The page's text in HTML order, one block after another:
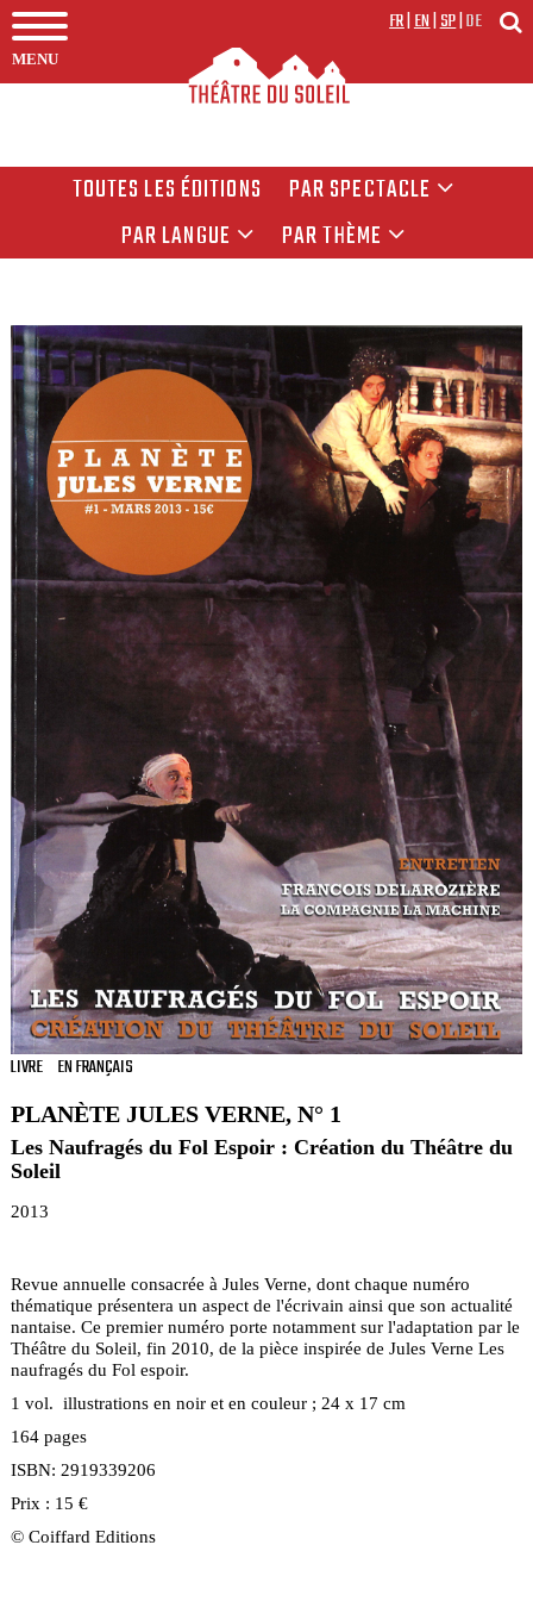
MENU
FR|EN|SP|DE
TOUTES LES ÉDITIONS
PAR SPECTACLE
PAR LANGUE
PAR THÈME
LIVRE EN FRANÇAIS
PLANÈTE JULES VERNE, N° 1
Les Naufragés du Fol Espoir : Création du Théâtre du
Soleil
2013
Revue annuelle consacrée à Jules Verne, dont chaque numéro
thématique présentera un aspect de l'écrivain ainsi que son actualité
nantaise. Ce premier numéro porte notamment sur l'adaptation par le
Théâtre du Soleil, fin 2010, de la pièce inspirée de Jules Verne Les
naufragés du Fol espoir.
1 vol. illustrations en noir et en couleur ; 24 x 17 cm
164 pages
ISBN: 2919339206
Prix : 15 €
© Coiffard Editions